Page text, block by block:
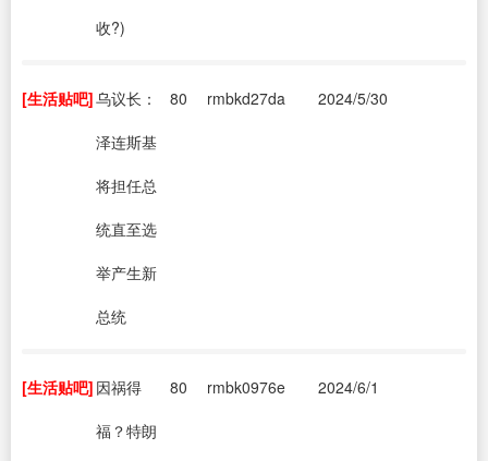
收?)
[生活贴吧]乌议长：
泽连斯基
将担任总
统直至选
举产生新
总统
80 rmbkd27da 2024/5/30
[生活贴吧] 因祸得
福？特朗
80 rmbk0976e 2024/6/1